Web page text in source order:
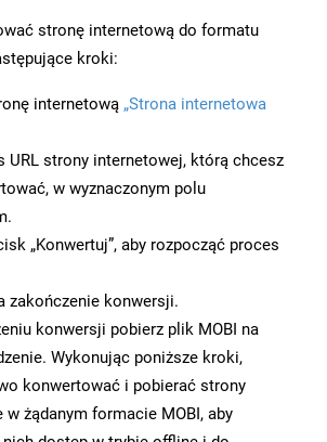
stronę internetową do formatu
kroki:
internetową „Strona internetowa
URL strony internetowej, którą chcesz
w wyznaczonym polu
„Konwertuj”, aby rozpocząć proces
zakończenie konwersji.
konwersji pobierz plik MOBI na
Wykonując poniższe kroki,
konwertować i pobierać strony
w żądanym formacie MOBI, aby